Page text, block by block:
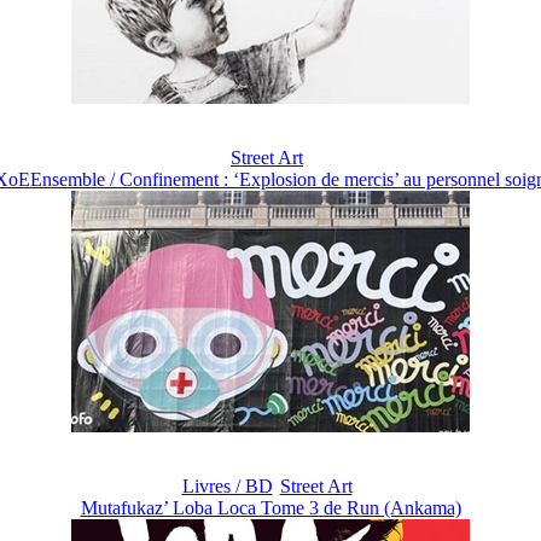
Street Art
/ Confinement : ‘Explosion de mercis’ au personnel
Livres / BD Street Art
Mutafukaz’ Loba Loca Tome 3 de Run (Ankama)